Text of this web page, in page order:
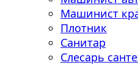
Машинист
Плотник
Санитар
Слесарь